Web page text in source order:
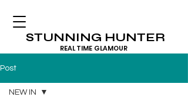
STUNNING HUNTER
REAL TIME GLAMOUR
Post
NEW IN